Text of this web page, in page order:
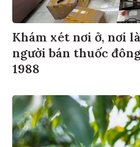
Khám xét nơi ở, nơi
người bán thuốc
1988